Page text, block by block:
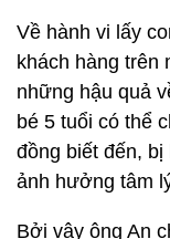
Về hành vi lấy
khách hàng trên
những hậu quả
bé 5 tuổi có thể
đồng biết đến,
ảnh hưởng tâm
Bởi vậy ông An